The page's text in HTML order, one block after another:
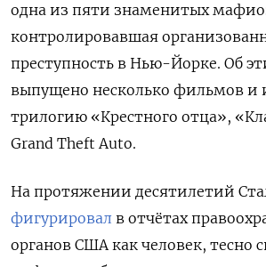
одна из пяти знаменитых
контролировавшая
преступность в Нью-Йорке. Об
выпущено несколько фильмов и
трилогию «Крестного отца»,
Grand Theft Auto.
На протяжении десятилетий
фигурировал в отчётах
органов США как человек, тесно